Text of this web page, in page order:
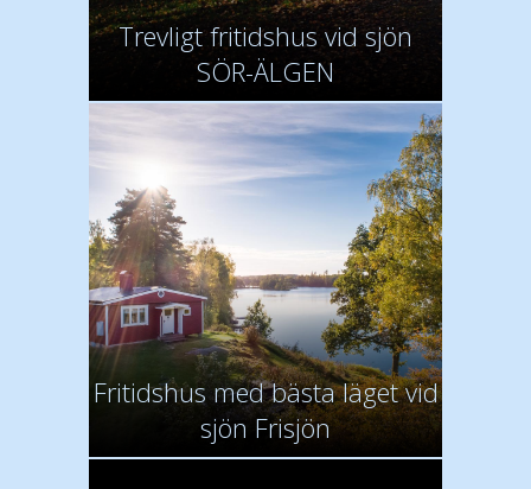
Trevligt fritidshus vid sjön
SÖR-ÄLGEN
Fritidshus med bästa läget vid
sjön Frisjön